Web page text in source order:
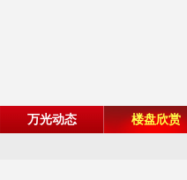
万光动态 楼盘欣赏